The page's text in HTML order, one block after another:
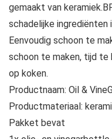
gemaakt van
schadelijke ingrediënten
Eenvoudig schoon te
schoon te maken, tijd te
op koken.
Productnaam: Oil &
Productmateriaal:
Pakket bevat